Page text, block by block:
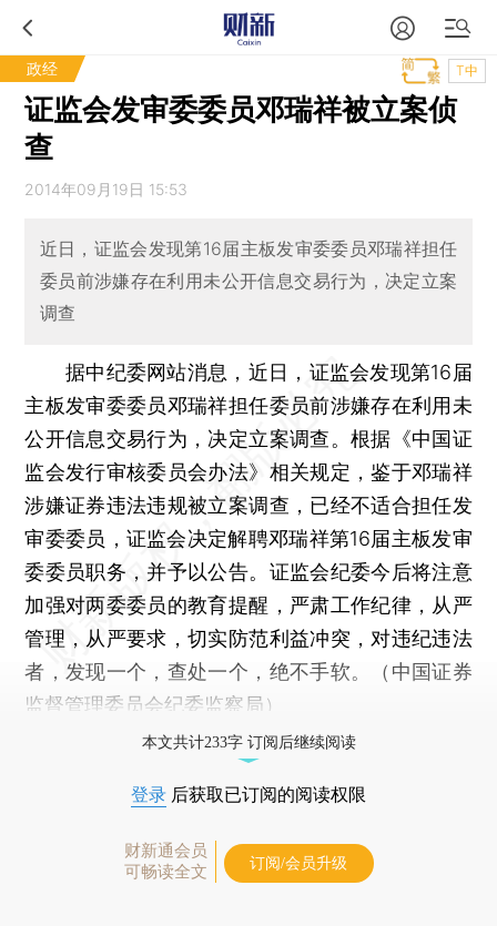
政经 T中
证监会发审委委员邓瑞祥被立案侦
查
2014年09月19日 15:53
近日，证监会发现第16届主板发审委委员邓瑞祥担任
委员前涉嫌存在利用未公开信息交易行为，决定立案
调查
据中纪委网站消息，近日，证监会发现第16届
主板发审委委员邓瑞祥担任委员前涉嫌存在利用未
公开信息交易行为，决定立案调查。根据《中国证
监会发行审核委员会办法》相关规定，鉴于邓瑞祥
涉嫌证券违法违规被立案调查，已经不适合担任发
审委委员，证监会决定解聘邓瑞祥第16届主板发审
委委员职务，并予以公告。证监会纪委今后将注意
加强对两委委员的教育提醒，严肃工作纪律，从严
管理，从严要求，切实防范利益冲突，对违纪违法
者，发现一个，查处一个，绝不手软。（中国证券
监督管理委员会纪委监察局）
本文共计233字 订阅后继续阅读
登录 后获取已订阅的阅读权限
财新通会员
可畅读全文
订阅/会员升级